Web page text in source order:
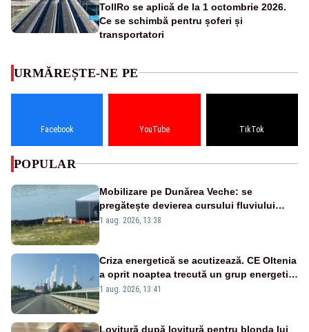
TollRo se aplică de la 1 octombrie 2026.
Ce se schimbă pentru șoferi și
transportatori
URMĂREȘTE-NE PE
Facebook YouTube TikTok
POPULAR
Mobilizare pe Dunărea Veche: se
pregătește devierea cursului fluviului
către Cernavodă – VIDEO
1 aug. 2026, 13:38
Criza energetică se acutizează. CE Oltenia
a oprit noaptea trecută un grup energetic
de la Rovinari
1 aug. 2026, 13:41
Lovitură după lovitură pentru blonda lui